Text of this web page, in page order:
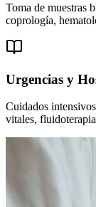
Toma de muestras
coprología,
Urgencias y
Cuidados
vitales,